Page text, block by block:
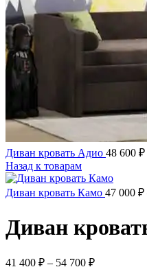
Диван кровать Адио 48 600 ₽
Назад к товарам
Диван кровать Камо 47 000 ₽
Диван
41 400 ₽ – 54 700 ₽Диапазон